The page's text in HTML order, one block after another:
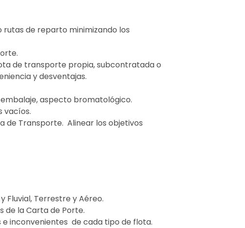
de reparto minimizando los
de transporte propia, subcontratada o
y desventajas.
aspecto bromatológico.
vacíos.
de Transporte. Alinear los objetivos
Fluvial, Terrestre y Aéreo.
la Carta de Porte.
inconvenientes de cada tipo de flota.